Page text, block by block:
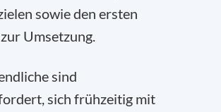
sowie den ersten
Umsetzung.
sind
sich frühzeitig mit